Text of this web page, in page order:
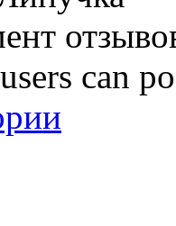
can